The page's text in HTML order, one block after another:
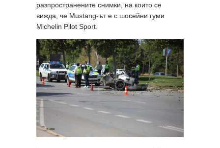
разпространените снимки, на които се
вижда, че Mustang-ът е с шосейни гуми
Michelin Pilot Sport.